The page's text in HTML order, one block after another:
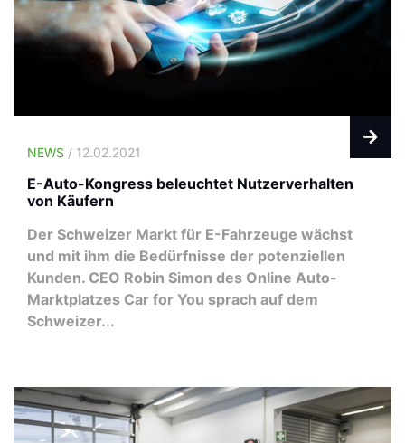
NEWS / 12.02.2021
E-Auto-Kongress beleuchtet Nutzerverhalten
von Käufern
Der Schweizer Markt für E-Fahrzeuge wächst
und mit ihm die Bedürfnisse der potenziellen
Kunden. CEO Robin Simon des Online Auto-
Marktplatzes Car for You sprach auf dem
Schweizer...